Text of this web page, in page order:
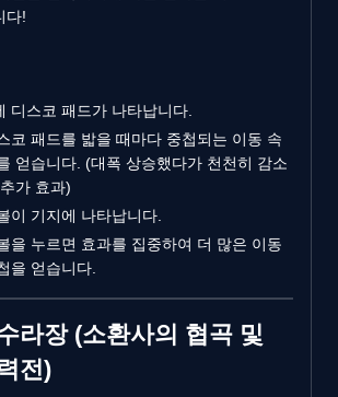
다!
디스코 패드가 나타납니다.
코 패드를 밟을 때마다 중첩되는 이동 속
얻습니다. (대폭 상승했다가 천천히 감소
가 효과)
이 기지에 나타납니다.
을 누르면 효과를 집중하여 더 많은 이동
을 얻습니다.
라장 (소환사의 협곡 및
전)